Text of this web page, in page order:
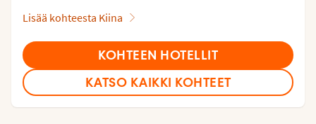
Lisää kohteesta Kiina
KOHTEEN HOTELLIT
KATSO KAIKKI KOHTEET